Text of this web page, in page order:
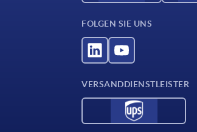
FOLGEN SIE UNS
VERSANDDIENSTLEISTER